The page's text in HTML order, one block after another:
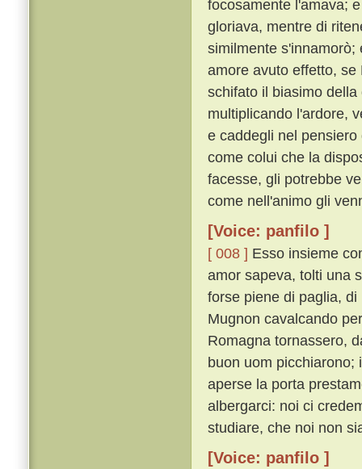
focosamente l'amava;
gloriava, mentre di
similmente
amore avuto effetto,
schifato il biasimo
multiplicando l'ardore,
e caddegli nel
come colui che la
facesse, gli potrebbe
come nell'animo gli
[Voice: panfilo ]
[ 008 ] Esso insieme
amor sapeva, tolti una
forse piene di paglia,
Mugnon cavalcando
Romagna tornassero,
buon uom picchiarono;
aperse la porta
albergarci: noi ci
studiare, che noi non
[Voice: panfilo ]